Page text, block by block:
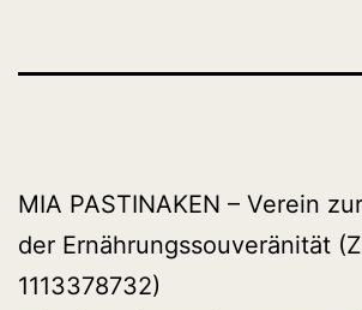
MIA PASTINAKEN – Verein
der Ernährungssouveränität
1113378732)